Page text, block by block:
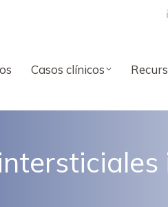
Casos clínicos